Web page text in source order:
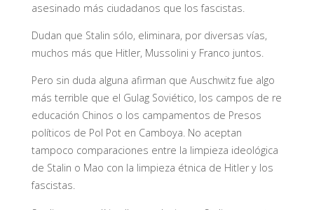
asesinado más ciudadanos que los fascistas.
Dudan que Stalin sólo, eliminara, por diversas vías,
muchos más que Hitler, Mussolini y Franco juntos.
Pero sin duda alguna afirman que Auschwitz fue algo
más terrible que el Gulag Soviético, los campos de re
educación Chinos o los campamentos de Presos
políticos de Pol Pot en Camboya. No aceptan
tampoco comparaciones entre la limpieza ideológica
de Stalin o Mao con la limpieza étnica de Hitler y los
fascistas.